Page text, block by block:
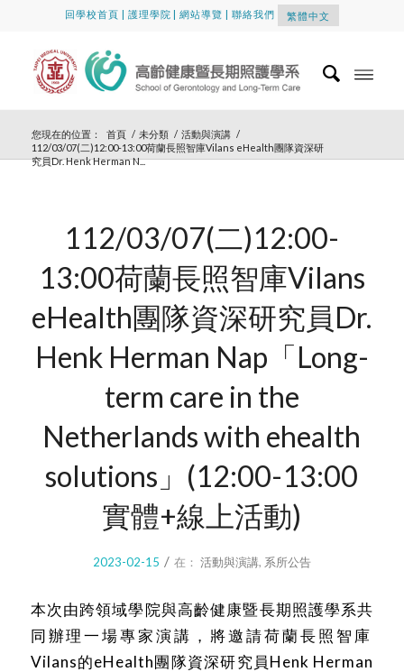
回學校首頁 | 護理學院 |網站導覽 |聯絡我們 繁體中文
您現在的位置： 首頁 / 未分類 / 活動與演講 /
112/03/07(二)12:00-13:00荷蘭長照智庫Vilans eHealth團隊資深研
究員Dr. Henk Herman N...
112/03/07(二)12:00-
13:00荷蘭長照智庫Vilans
eHealth團隊資深研究員Dr.
Henk Herman Nap「Long-
term care in the
Netherlands with ehealth
solutions」(12:00-13:00
實體+線上活動)
2023-02-15 / 在： 活動與演講, 系所公告
本次由跨領域學院與高齡健康暨長期照護學系共
同辦理一場專家演講 ， 將邀請荷蘭長照智庫
Vilans的eHealth團隊資深研究員Henk Herman